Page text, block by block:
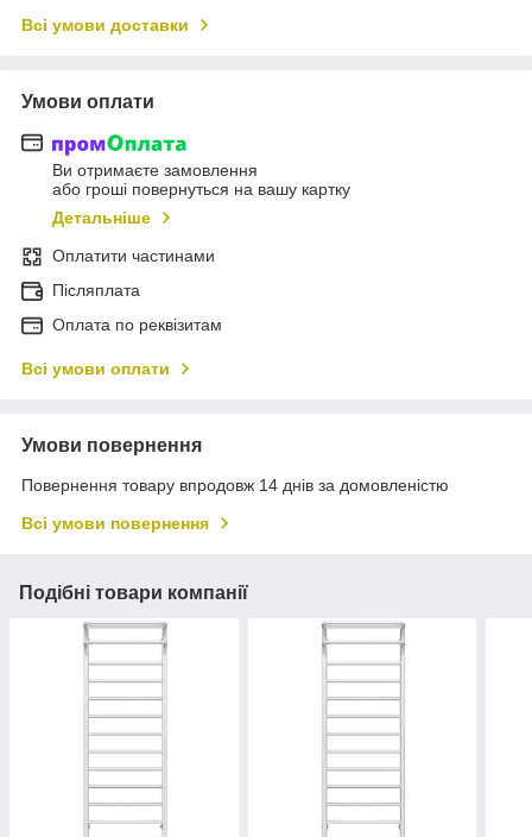
Всі умови доставки
Умови оплати
Ви отримаєте замовлення
або гроші повернуться на вашу картку
Детальніше
Оплатити частинами
Післяплата
Оплата по реквізитам
Всі умови оплати
Умови повернення
Повернення товару впродовж 14 днів за домовленістю
Всі умови повернення
Подібні товари компанії